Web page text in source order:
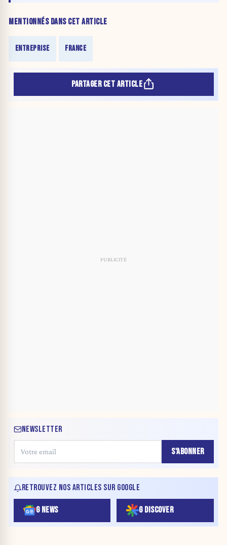
MENTIONNÉS DANS CET ARTICLE
ENTREPRISE FRANCE
PARTAGER CET ARTICLE
NEWSLETTER
S'ABONNER
RETROUVEZ NOS ARTICLES SUR GOOGLE
G NEWS G DISCOVER